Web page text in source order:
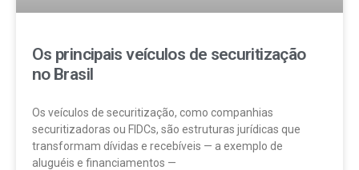
Os principais veículos de securitização
no Brasil
Os veículos de securitização, como companhias
securitizadoras ou FIDCs, são estruturas jurídicas que
transformam dívidas e recebíveis — a exemplo de
aluguéis e financiamentos —